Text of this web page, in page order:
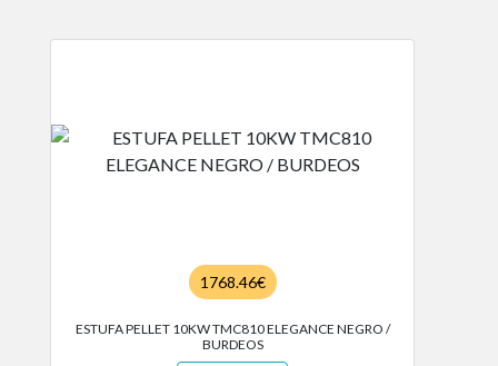
1768.46€
ESTUFA PELLET 10KW TMC810 ELEGANCE NEGRO /
BURDEOS